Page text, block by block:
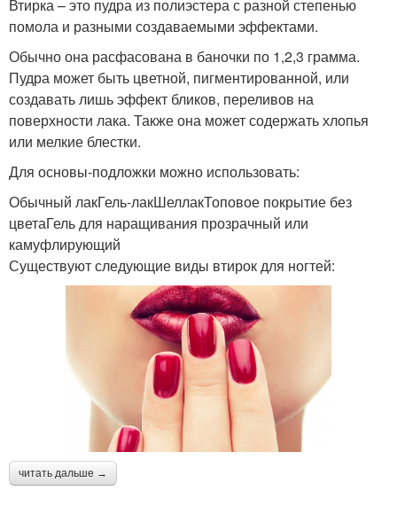
Втирка – это пудра из полиэстера с разной степенью
помола и разными создаваемыми эффектами.
Обычно она расфасована в баночки по 1,2,3 грамма.
Пудра может быть цветной, пигментированной, или
создавать лишь эффект бликов, переливов на
поверхности лака. Также она может содержать хлопья
или мелкие блестки.
Для основы-подложки можно использовать:
Обычный лакГель-лакШеллакТоповое покрытие без
цветаГель для наращивания прозрачный или
камуфлирующий
Существуют следующие виды втирок для ногтей:
читать дальше →